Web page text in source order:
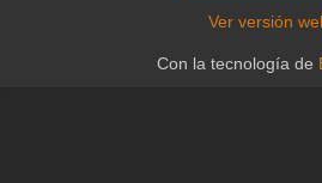
Ver versión
Con la tecnología de